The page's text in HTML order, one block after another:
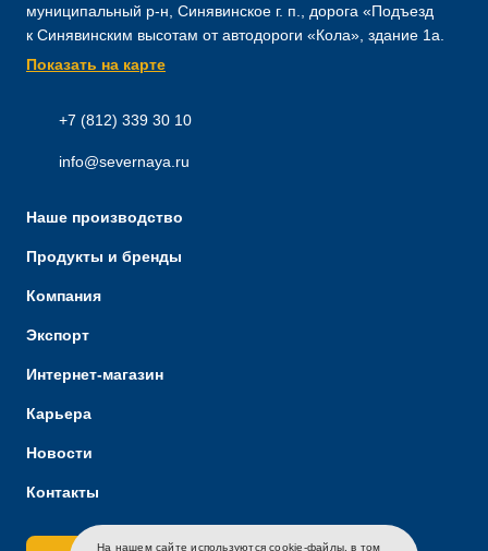
муниципальный р-н, Синявинское г. п., дорога «Подъезд
к Синявинским высотам от автодороги «Кола», здание 1а.
Показать на карте
+7 (812) 339 30 10
info@severnaya.ru
Наше производство
Продукты и бренды
Компания
Экспорт
Интернет-магазин
Карьера
Новости
Контакты
На нашем сайте используются cookie-файлы, в том